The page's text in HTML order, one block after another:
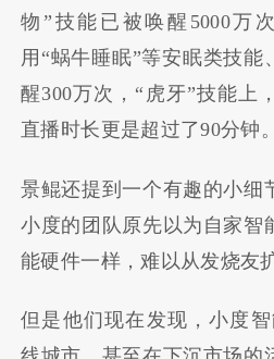
物”技能已被唤醒5000万
用“蜗牛睡眠”等安眠类技能
醒300万次，“虎牙”技能上
直播时长更是超过了90分钟。
景鲲还提到一个有趣的小细
小度的团队原先以为自家智
能硬件一样，难以从发烧友
但是他们现在发现，小度